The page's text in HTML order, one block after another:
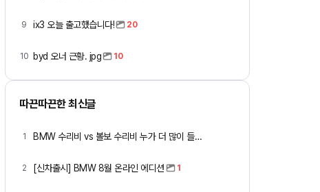
9 ix3 오늘 출고했습니다! 20
10 byd 오너 근황. jpg 10
따끈따끈한 최신글
1 BMW 수리비 vs 볼보 수리비 누가 더 많이 들까요 ㅎ
2 [신차출시] BMW 8월 온라인 에디션 1